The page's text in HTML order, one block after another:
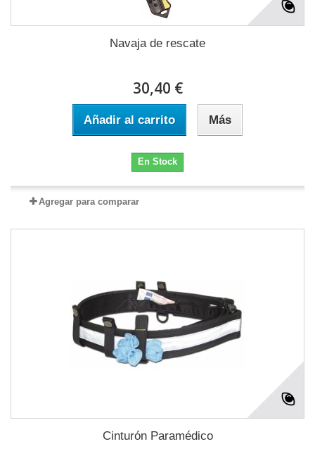
Navaja de rescate
30,40 €
Añadir al carrito Más
En Stock
Agregar para comparar
Cinturón Paramédico